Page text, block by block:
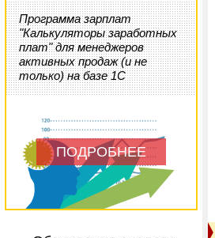
Программа зарплат
"Калькуляторы заработных
плат" для менеджеров
активных продаж (и не
только) на базе 1С
ПОДРОБНЕЕ